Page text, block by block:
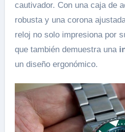
cautivador. Con una caja de
robusta y una corona
reloj no solo impresiona por
que también demuestra una
un diseño ergonómico.